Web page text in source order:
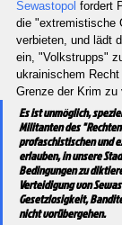
Sewastopol fordert
die "extremistische
verbieten, und lädt
ein, "Volkstrupps"
ukrainischem
Grenze der Krim zu
Es ist unmöglich,
Militanten des
profaschistischen und
erlauben, in unsere
Bedingungen zu
Verteidigung von
Gesetzlosigkeit,
nicht vorübergehen.